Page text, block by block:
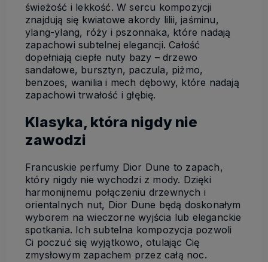
świeżość i lekkość. W sercu kompozycji
znajdują się kwiatowe akordy lilii, jaśminu,
ylang-ylang, róży i pszonnaka, które nadają
zapachowi subtelnej elegancji. Całość
dopełniają ciepłe nuty bazy – drzewo
sandałowe, bursztyn, paczula, piżmo,
benzoes, wanilia i mech dębowy, które nadają
zapachowi trwałość i głębię.
Klasyka, która nigdy nie
zawodzi
Francuskie perfumy Dior Dune to zapach,
który nigdy nie wychodzi z mody. Dzięki
harmonijnemu połączeniu drzewnych i
orientalnych nut, Dior Dune będą doskonałym
wyborem na wieczorne wyjścia lub eleganckie
spotkania. Ich subtelna kompozycja pozwoli
Ci poczuć się wyjątkowo, otulając Cię
zmysłowym zapachem przez całą noc.